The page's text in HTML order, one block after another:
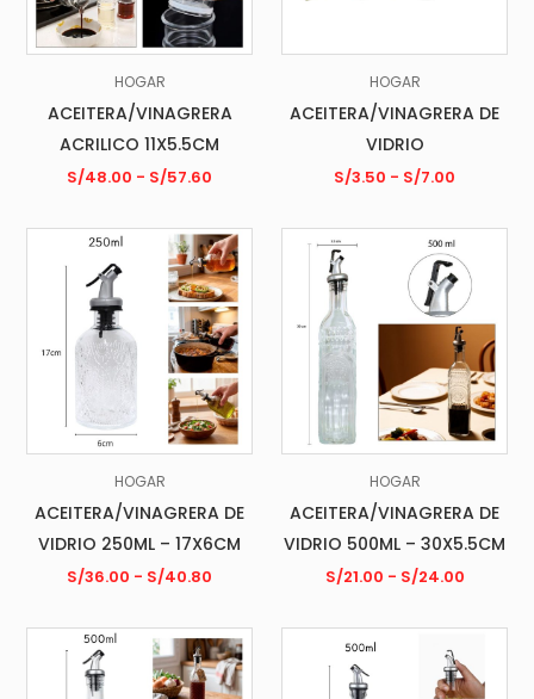
HOGAR
ACEITERA/VINAGRERA
ACRILICO 11X5.5CM
S/48.00 - S/57.60
HOGAR
ACEITERA/VINAGRERA DE
VIDRIO
S/3.50 - S/7.00
HOGAR
ACEITERA/VINAGRERA DE
VIDRIO 250ML – 17X6CM
S/36.00 - S/40.80
HOGAR
ACEITERA/VINAGRERA DE
VIDRIO 500ML – 30X5.5CM
S/21.00 - S/24.00